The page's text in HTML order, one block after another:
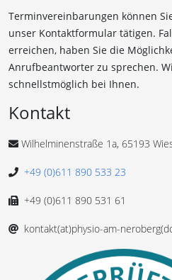
Terminvereinbarungen können
unser Kontaktformular tätigen.
erreichen, haben Sie die
Anrufbeantworter zu sprechen.
schnellstmöglich bei Ihnen.
Kontakt
Wilhelminenstraße 1a, 65193
+49 (0)611 890 533 23
+49 (0)611 890 531 61
kontakt(at)physio-am-